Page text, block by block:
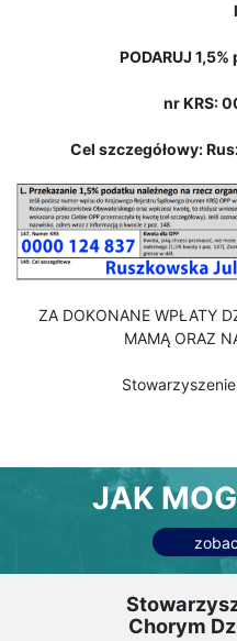
PODARUJ
nr KRS:
Cel szczegółowy:
ZA DOKONANE WPŁATY
MAMĄ ORAZ
JAK
Chorym